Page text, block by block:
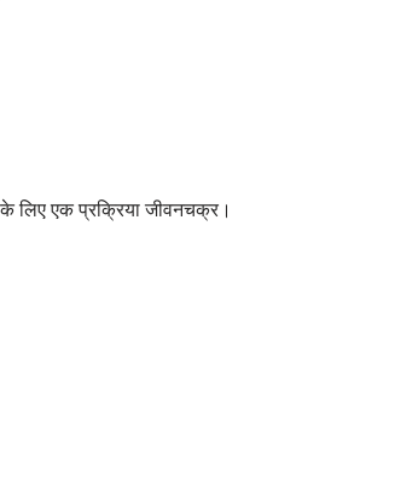
लिए एक प्रक्रिया जीवनचक्र।